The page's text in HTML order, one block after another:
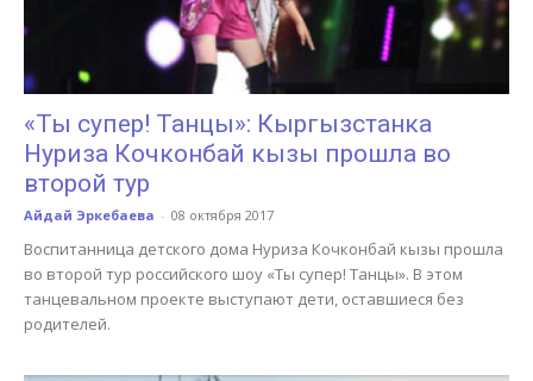
«Ты супер! Танцы»: Кыргызстанка
Нуриза Кочконбай кызы прошла во
второй тур
Айдай Эркебаева - 08 октября 2017
Воспитанница детского дома Нуриза Кочконбай кызы прошла
во второй тур российского шоу «Ты супер! Танцы». В этом
танцевальном проекте выступают дети, оставшиеся без
родителей.